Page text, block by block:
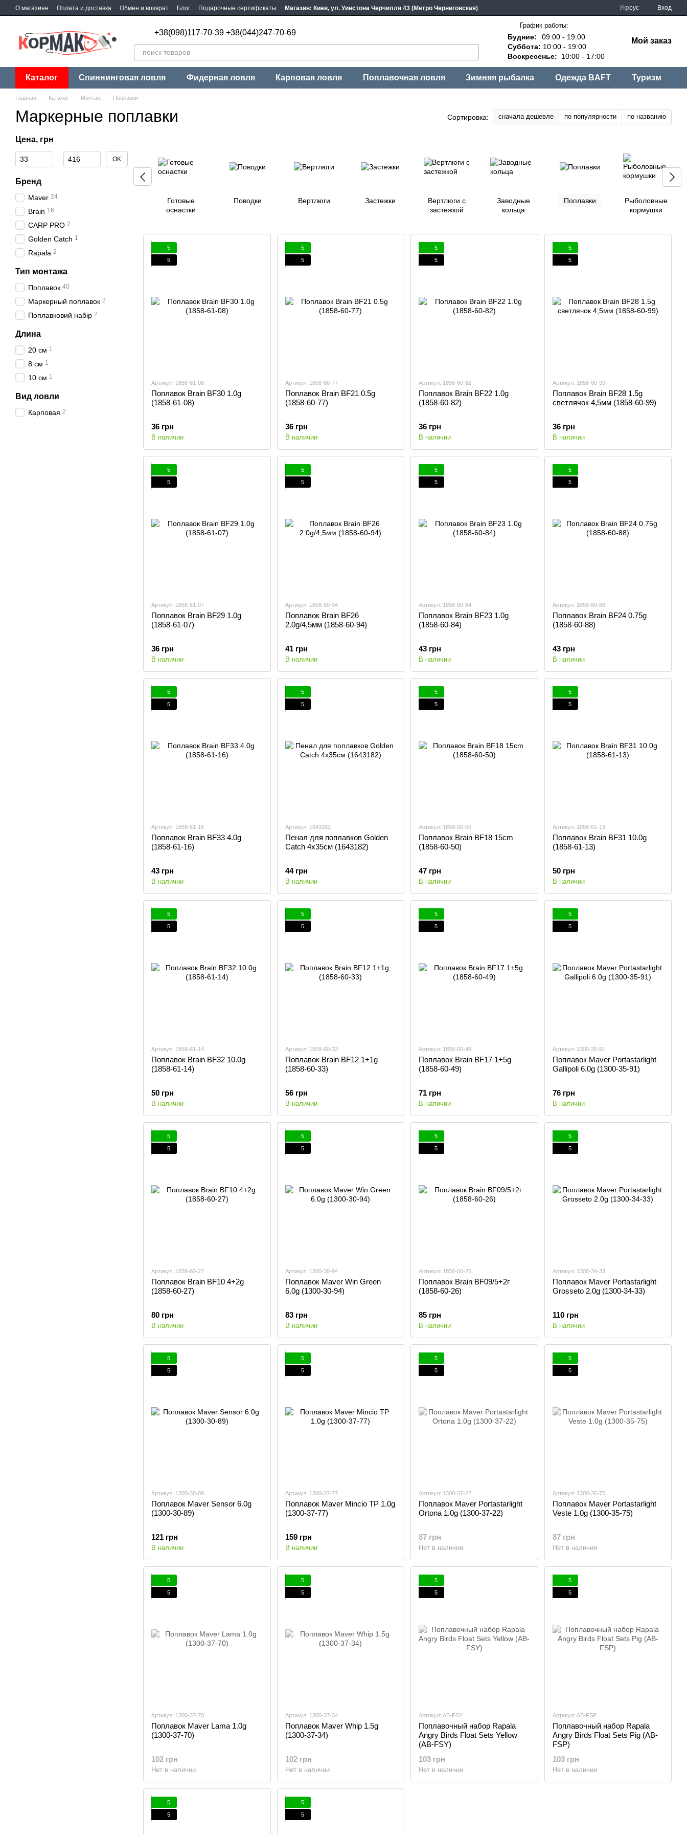
Перейти к основному контенту
О магазине Оплата и доставка Обмен и возврат Блог Подарочные сертификаты Магазин: Киев, ул. Уинстона Черчилля 43 (Метро Черниговская) Укррус Вход
+38(098)117-70-39 +38(044)247-70-69
График работы:
Будние:
09:00 - 19:00
Суббота: 10:00 - 19:00
Воскресенье:
10:00 - 17:00
Мой заказ
Каталог Спиннинговая ловля Фидерная ловля Карповая ловля Поплавочная ловля Зимняя рыбалка Одежда BAFT Туризм
Главная Каталог Монтаж Поплавки
Маркерные поплавки Сортировка: сначала дешевле по популярности по названию
Готовые
оснастки
Поводки Вертлюги Застежки
Вертлюги с
застежкой
Заводные
кольца
Поплавки
Рыболовные
кормушки
5
5
Артикул: 1858-61-08
Поплавок Brain BF30 1.0g
(1858-61-08)
36 грн
В наличии
5
5
Артикул: 1858-60-77
Поплавок Brain BF21 0.5g
(1858-60-77)
36 грн
В наличии
5
5
Артикул: 1858-60-82
Поплавок Brain BF22 1.0g
(1858-60-82)
36 грн
В наличии
5
5
Артикул: 1858-60-99
Поплавок Brain BF28 1.5g
светлячок 4,5мм (1858-60-99)
36 грн
В наличии
5
5
Артикул: 1858-61-07
Поплавок Brain BF29 1.0g
(1858-61-07)
36 грн
В наличии
5
5
Артикул: 1858-60-94
Поплавок Brain BF26
2.0g/4,5мм (1858-60-94)
41 грн
В наличии
5
5
Артикул: 1858-60-84
Поплавок Brain BF23 1.0g
(1858-60-84)
43 грн
В наличии
5
5
Артикул: 1858-60-88
Поплавок Brain BF24 0.75g
(1858-60-88)
43 грн
В наличии
5
5
Артикул: 1858-61-16
Поплавок Brain BF33 4.0g
(1858-61-16)
43 грн
В наличии
5
5
Артикул: 1643182
Пенал для поплавков Golden
Catch 4x35см (1643182)
44 грн
В наличии
5
5
Артикул: 1858-60-50
Поплавок Brain BF18 15cm
(1858-60-50)
47 грн
В наличии
5
5
Артикул: 1858-61-13
Поплавок Brain BF31 10.0g
(1858-61-13)
50 грн
В наличии
5
5
Артикул: 1858-61-14
Поплавок Brain BF32 10.0g
(1858-61-14)
50 грн
В наличии
5
5
Артикул: 1858-60-33
Поплавок Brain BF12 1+1g
(1858-60-33)
56 грн
В наличии
5
5
Артикул: 1858-60-49
Поплавок Brain BF17 1+5g
(1858-60-49)
71 грн
В наличии
5
5
Артикул: 1300-35-91
Поплавок Maver Portastarlight
Gallipoli 6.0g (1300-35-91)
76 грн
В наличии
5
5
Артикул: 1858-60-27
Поплавок Brain BF10 4+2g
(1858-60-27)
80 грн
В наличии
5
5
Артикул: 1300-30-94
Поплавок Maver Win Green
6.0g (1300-30-94)
83 грн
В наличии
5
5
Артикул: 1858-60-26
Поплавок Brain BF09/5+2г
(1858-60-26)
85 грн
В наличии
5
5
Артикул: 1300-34-33
Поплавок Maver Portastarlight
Grosseto 2.0g (1300-34-33)
110 грн
В наличии
5
5
Артикул: 1300-30-89
Поплавок Maver Sensor 6.0g
(1300-30-89)
121 грн
В наличии
5
5
Артикул: 1300-37-77
Поплавок Maver Mincio TP 1.0g
(1300-37-77)
159 грн
В наличии
5
5
Артикул: 1300-37-22
Поплавок Maver Portastarlight
Ortona 1.0g (1300-37-22)
87 грн
Нет в наличии
5
5
Артикул: 1300-35-75
Поплавок Maver Portastarlight
Veste 1.0g (1300-35-75)
87 грн
Нет в наличии
5
5
Артикул: 1300-37-70
Поплавок Maver Lama 1.0g
(1300-37-70)
102 грн
Нет в наличии
5
5
Артикул: 1300-37-34
Поплавок Maver Whip 1.5g
(1300-37-34)
102 грн
Нет в наличии
5
5
Артикул: AB-FSY
Поплавочный набор Rapala
Angry Birds Float Sets Yellow
(AB-FSY)
103 грн
Нет в наличии
5
5
Артикул: AB-FSP
Поплавочный набор Rapala
Angry Birds Float Sets Pig (AB-
FSP)
103 грн
Нет в наличии
5
5
5
5
Цена, грн
От Цена, грн
До Цена, грн OK
Бренд
Maver 24
Brain 16
CARP PRO 2
Golden Catch 1
Rapala 2
Тип монтажа
Поплавок 40
Маркерный поплавок 2
Поплавковий набір 2
Длина
20 см 1
8 см 1
10 см 1
Вид ловли
Карповая 2